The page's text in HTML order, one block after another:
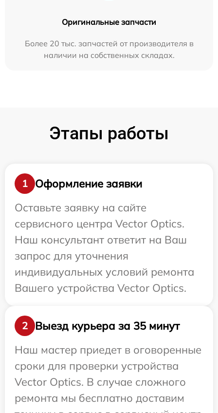
Оригинальные запчасти
Более 20 тыс. запчастей от производителя в
наличии на собственных складах.
Этапы работы
1
Оформление заявки
Оставьте заявку на сайте
сервисного центра Vector Optics.
Наш консультант ответит на Ваш
запрос для уточнения
индивидуальных условий ремонта
Вашего устройства Vector Optics.
2
Выезд курьера за 35 минут
Наш мастер приедет в оговоренные
сроки для проверки устройства
Vector Optics. В случае сложного
ремонта мы бесплатно доставим